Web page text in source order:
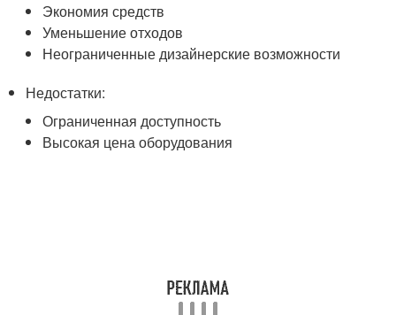
Экономия средств
Уменьшение отходов
Неограниченные дизайнерские возможности
Недостатки:
Ограниченная доступность
Высокая цена оборудования